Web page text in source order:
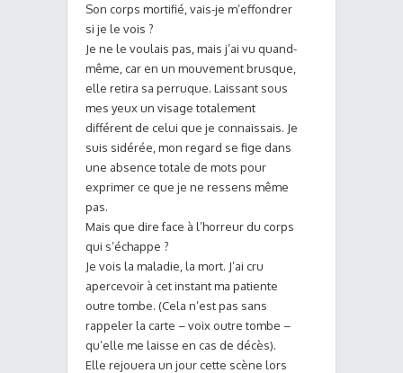
Son corps mortifié, vais-je m’effondrer
si je le vois ?
Je ne le voulais pas, mais j’ai vu quand-
même, car en un mouvement brusque,
elle retira sa perruque. Laissant sous
mes yeux un visage totalement
différent de celui que je connaissais. Je
suis sidérée, mon regard se fige dans
une absence totale de mots pour
exprimer ce que je ne ressens même
pas.
Mais que dire face à l’horreur du corps
qui s’échappe ?
Je vois la maladie, la mort. J’ai cru
apercevoir à cet instant ma patiente
outre tombe. (Cela n’est pas sans
rappeler la carte – voix outre tombe –
qu’elle me laisse en cas de décès).
Elle rejouera un jour cette scène lors